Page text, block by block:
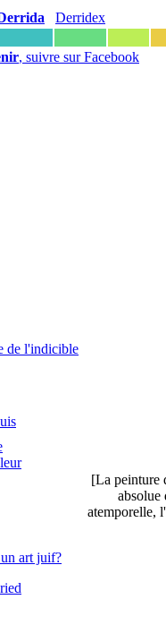
Derridex
, suivre sur Facebook
de l'indicible
[La peinture
absolue
atemporelle,
art juif?